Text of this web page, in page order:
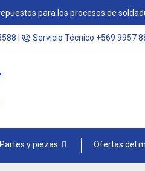
para los procesos de
Servicio Técnico +569 9957
Partes y piezas Ofertas del